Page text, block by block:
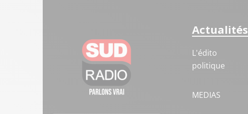
Actualités
L'édito
politique
MEDIAS